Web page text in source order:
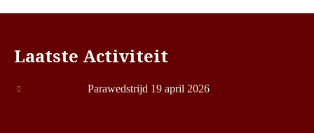
Laatste Activiteit
Parawedstrijd 19 april 2026